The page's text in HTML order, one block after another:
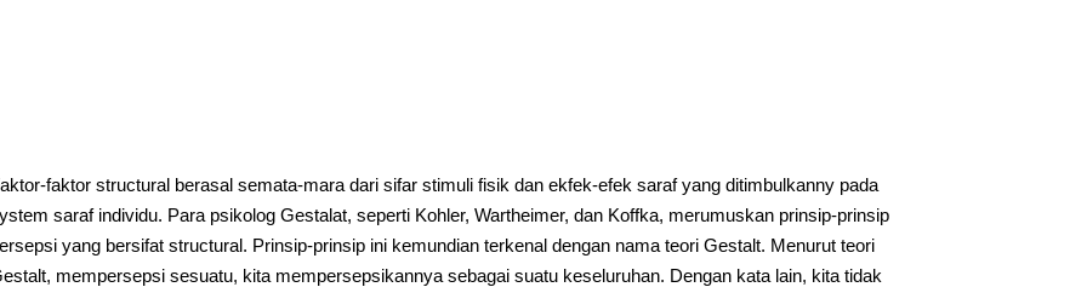
faktor structural berasal semata-mara dari sifar stimuli fisik dan ekfek-efek saraf yang ditimbulkanny pada
saraf individu. Para psikolog Gestalat, seperti Kohler, Wartheimer, dan Koffka, merumuskan prinsip-prinsip
yang bersifat structural. Prinsip-prinsip ini kemundian terkenal dengan nama teori Gestalt. Menurut teori
mempersepsi sesuatu, kita mempersepsikannya sebagai suatu keseluruhan. Dengan kata lain, kita tidak